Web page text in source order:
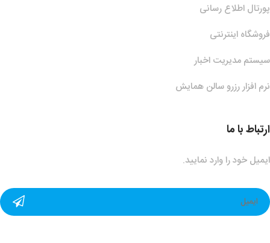
پورتال اطلاع رسانی
فروشگاه اینترنتی
سیستم مدیریت اخبار
نرم افزار رزرو سالن همایش
ارتباط با ما
ایمیل خود را وارد نمایید.